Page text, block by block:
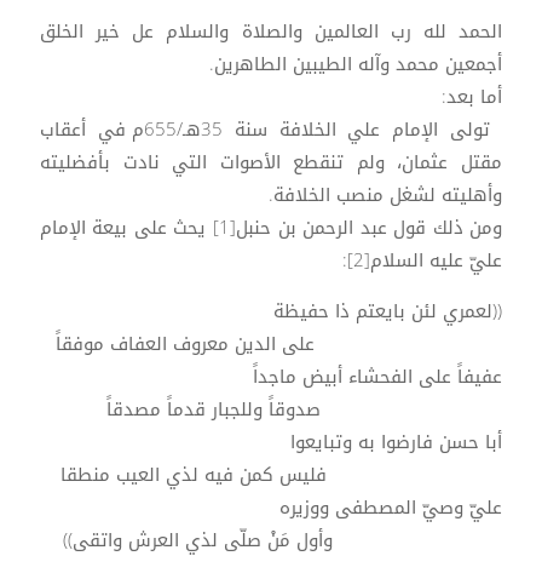
الحمد لله رب العالمين والصلاة والسلام عل خير الخلق
أجمعين محمد وآله الطيبين الطاهرين.
أما بعد:
تولى الإمام علي الخلافة سنة 35هـ/655م في أعقاب
مقتل عثمان، ولم تنقطع الأصوات التي نادت بأفضليته
وأهليته لشغل منصب الخلافة.
ومن ذلك قول عبد الرحمن بن حنبل[1] يحث على بيعة الإمام
عليّ عليه السلام[2]:
((لعمري لئن بايعتم ذا حفيظة
على الدين معروف العفاف موفقاً
عفيفاً على الفحشاء أبيض ماجداً
صدوقاً وللجبار قدماً مصدقاً
أبا حسن فارضوا به وتبايعوا
فليس كمن فيه لذي العيب منطقا
عليّ وصيّ المصطفى ووزيره
وأول مَنْ صلّى لذي العرش واتقى))